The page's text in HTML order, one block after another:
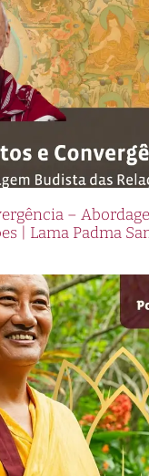
–
| Lama Padma